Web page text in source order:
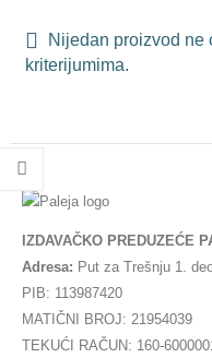
Nijedan proizvod ne
kriterijumima.
RSD.
IZDAVAČKO PREDUZEĆE
Adresa: Put za Trešnju 1.
PIB: 113987420
MATIČNI BROJ: 21954039
TEKUĆI RAČUN: 160-